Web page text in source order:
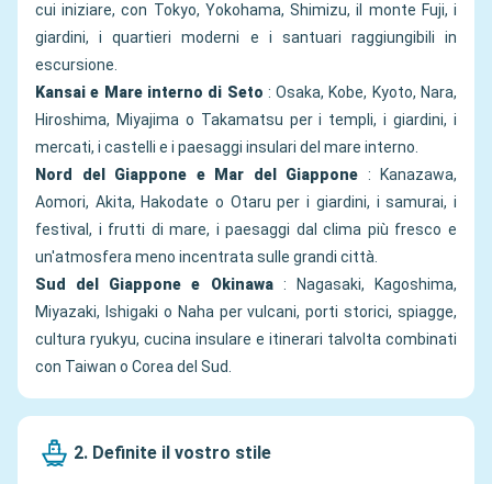
cui iniziare, con Tokyo, Yokohama, Shimizu, il monte Fuji, i
giardini, i quartieri moderni e i santuari raggiungibili in
escursione.
Kansai e Mare interno di Seto : Osaka, Kobe, Kyoto, Nara,
Hiroshima, Miyajima o Takamatsu per i templi, i giardini, i
mercati, i castelli e i paesaggi insulari del mare interno.
Nord del Giappone e Mar del Giappone : Kanazawa,
Aomori, Akita, Hakodate o Otaru per i giardini, i samurai, i
festival, i frutti di mare, i paesaggi dal clima più fresco e
un'atmosfera meno incentrata sulle grandi città.
Sud del Giappone e Okinawa: Nagasaki, Kagoshima,
Miyazaki, Ishigaki o Naha per vulcani, porti storici, spiagge,
cultura ryukyu, cucina insulare e itinerari talvolta combinati
con Taiwan o Corea del Sud.
2. Definite il vostro stile